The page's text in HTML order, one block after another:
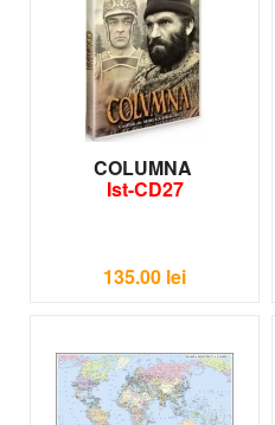
COLUMNA
Ist-CD27
135.00 lei